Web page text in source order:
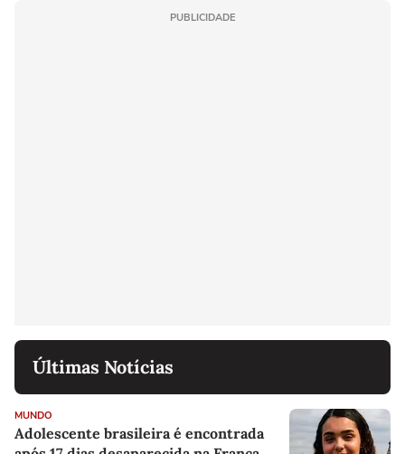
PUBLICIDADE
Últimas Notícias
MUNDO
Adolescente brasileira é encontrada